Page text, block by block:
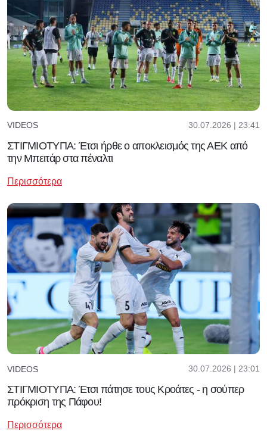
VIDEOS 30.07.2026 | 23:41
ΣΤΙΓΜΙΟΤΥΠΑ: Έτσι ήρθε ο αποκλεισμός της ΑΕΚ από
την Μπειτάρ στα πέναλτι
Περισσότερα
VIDEOS 30.07.2026 | 23:01
ΣΤΙΓΜΙΟΤΥΠΑ: Έτσι πάτησε τους Κροάτες - η σούπερ
πρόκριση της Πάφου!
Περισσότερα